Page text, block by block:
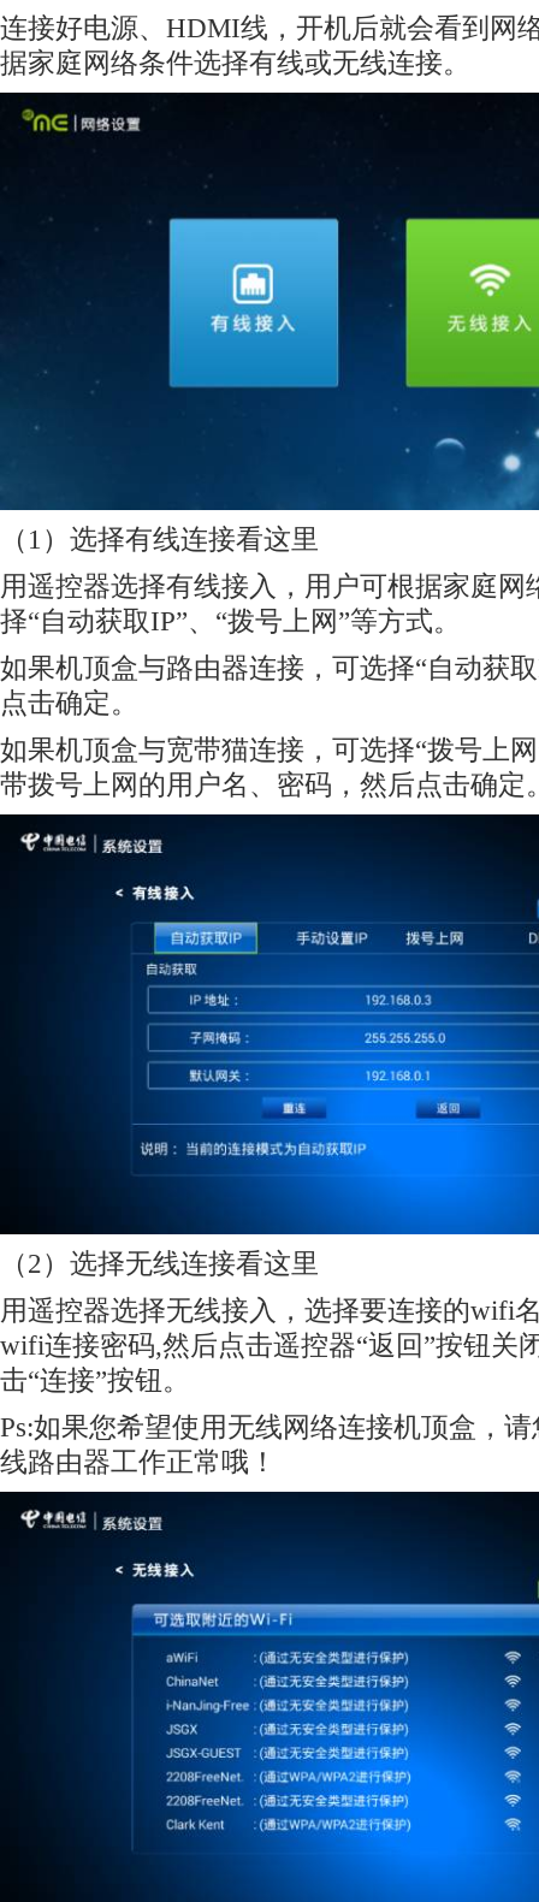
连接好电源、HDMI线，开机后就会看到网
据家庭网络条件选择有线或无线连接。
（1）选择有线连接看这里
用遥控器选择有线接入，用户可根据家庭网
择“自动获取IP”、“拨号上网”等方式。
如果机顶盒与路由器连接，可选择“自动获
点击确定。
如果机顶盒与宽带猫连接，可选择“拨号上
带拨号上网的用户名、密码，然后点击确定
（2）选择无线连接看这里
用遥控器选择无线接入，选择要连接的wifi
wifi连接密码,然后点击遥控器“返回”按钮关
击“连接”按钮。
Ps:如果您希望使用无线网络连接机顶盒，
线路由器工作正常哦！